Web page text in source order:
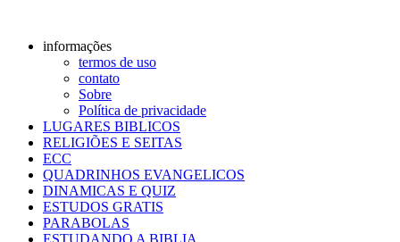
informações
termos de uso
contato
Sobre
Política de privacidade
LUGARES BIBLICOS
RELIGIÕES E SEITAS
ECC
QUADRINHOS EVANGELICOS
DINAMICAS E QUIZ
ESTUDOS GRATIS
PARABOLAS
ESTUDANDO A BIBLIA